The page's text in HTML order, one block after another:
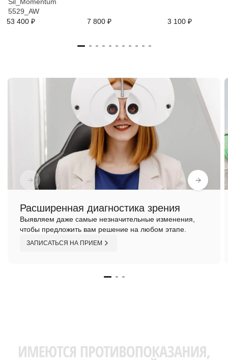
5529_AW
53 400 ₽
7 800 ₽ 3 100 ₽
Расширенная диагностика зрения
Выявляем даже самые незначительные изменения,
чтобы предложить вам решение на любом этапе.
ЗАПИСАТЬСЯ НА ПРИЕМ